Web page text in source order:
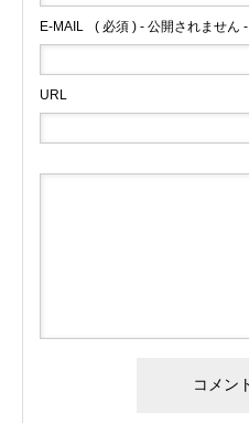
E-MAIL ( 必須 ) - 公開されません -
URL